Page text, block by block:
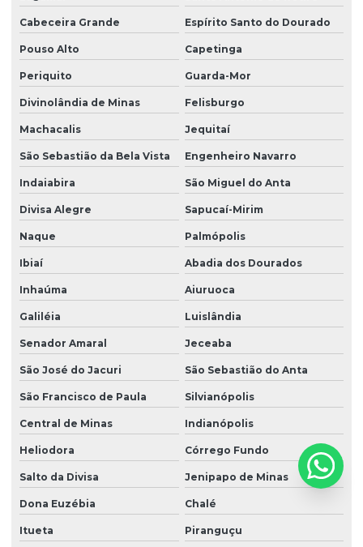
Cabeceira Grande Espírito Santo do Dourado
Pouso Alto Capetinga
Periquito Guarda-Mor
Divinolândia de Minas Felisburgo
Machacalis Jequitaí
São Sebastião da Bela Vista Engenheiro Navarro
Indaiabira São Miguel do Anta
Divisa Alegre Sapucaí-Mirim
Naque Palmópolis
Ibiaí Abadia dos Dourados
Inhaúma Aiuruoca
Galiléia Luislândia
Senador Amaral Jeceaba
São José do Jacuri São Sebastião do Anta
São Francisco de Paula Silvianópolis
Central de Minas Indianópolis
Heliodora Córrego Fundo
Salto da Divisa Jenipapo de Minas
Dona Euzébia Chalé
Itueta Piranguçu